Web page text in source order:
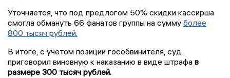
Уточняется, что под предлогом 50% скидки кассирша
смогла обмануть 66 фанатов группы на сумму более
800 тысяч рублей.
В итоге, с учетом позиции гособвинителя, суд
приговорил виновную к наказанию в виде штрафа в
размере 300 тысяч рублей.